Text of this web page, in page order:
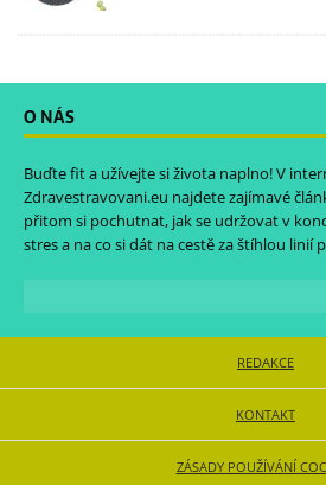
O NÁS
Buďte fit a užívejte si života naplno! V
Zdravestravovani.eu najdete zajímavé
přitom si pochutnat, jak se udržovat v
stres a na co si dát na cestě za štíhlou linií
REDAKCE
KONTAKT
ZÁSADY POUŽÍVÁNÍ